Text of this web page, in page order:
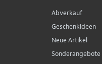
Abverkauf
Geschenkideen
Neue Artikel
Sonderangebote